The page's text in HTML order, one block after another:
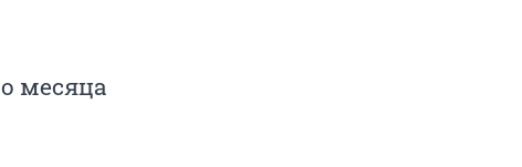
месяца